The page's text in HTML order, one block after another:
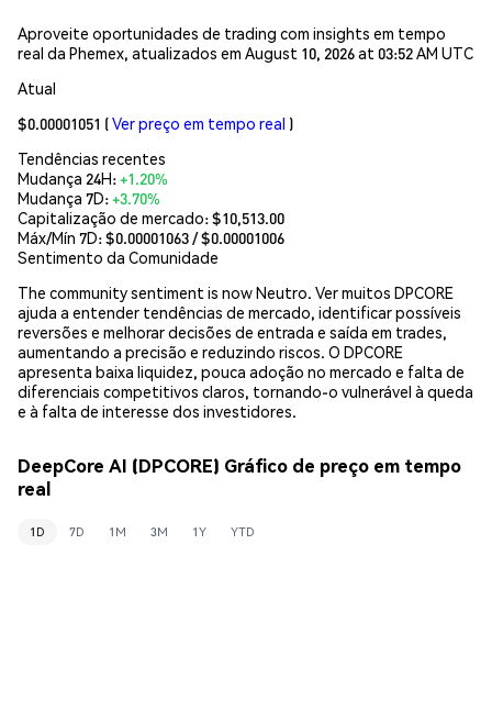
Aproveite oportunidades de trading com insights em tempo
real da Phemex, atualizados em August 10, 2026 at 03:52 AM UTC
Atual
$0.00001051 (Ver preço em tempo real )
Tendências recentes
Mudança 24H:+1.20%
Mudança 7D:+3.70%
Capitalização de mercado:$10,513.00
Máx/Mín 7D: $0.00001063/ $0.00001006
Sentimento da Comunidade
The community sentiment is now Neutro. Ver muitos DPCORE
ajuda a entender tendências de mercado, identificar possíveis
reversões e melhorar decisões de entrada e saída em trades,
aumentando a precisão e reduzindo riscos. O DPCORE
apresenta baixa liquidez, pouca adoção no mercado e falta de
diferenciais competitivos claros, tornando-o vulnerável à queda
e à falta de interesse dos investidores.
DeepCore AI (DPCORE) Gráfico de preço em tempo
real
1D 7D 1M 3M 1Y YTD